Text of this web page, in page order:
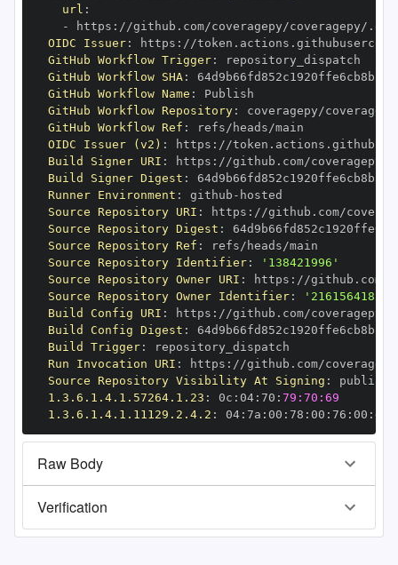
url :
-
https :
OIDC Issuer: https :
GitHub Workflow Trigger:
GitHub Workflow SHA:
GitHub Workflow Name :
GitHub Workflow Repository:
GitHub Workflow Ref :
OIDC Issuer (v2) : https :
Build Signer URI : https :
Build Signer Digest :
Runner Environment : github -
Source Repository URI : https :
Source Repository Digest :
Source Repository Ref :
Source Repository Identifier:
'138421996'
Source Repository Owner URI : https :
Source Repository Owner Identifier:
'216156418'
Build Config URI : https :
Build Config Digest :
Build Trigger:
Run Invocation URI : https :
Source Repository Visibility At Signing :
1.3.6.1.4.1.57264.1.23 : 0c : 04: 70 : 79:70:69
1.3.6.1.4.1.11129.2.4.2 : 04: 7a : 00 : 78 : 00 : 76 : 00 : dd
Raw Body
Verification